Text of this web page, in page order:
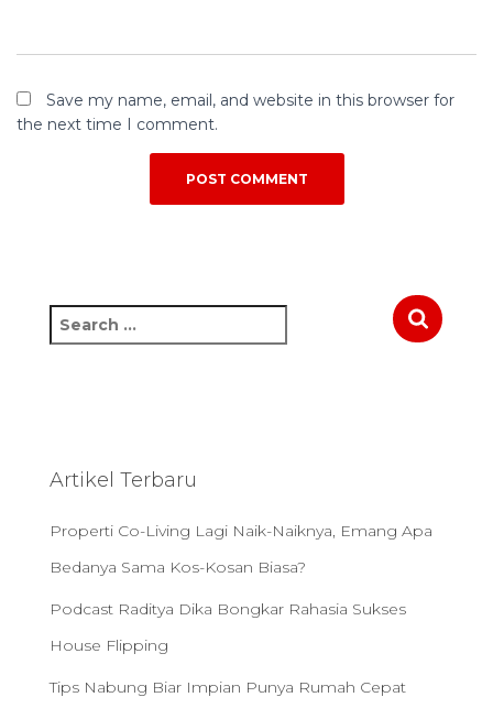
Save my name, email, and website in this browser for
the next time I comment.
e
o
:
Artikel Terbaru
Properti Co-Living Lagi Naik-Naiknya, Emang Apa
Bedanya Sama Kos-Kosan Biasa?
Podcast Raditya Dika Bongkar Rahasia Sukses
House Flipping
Tips Nabung Biar Impian Punya Rumah Cepat